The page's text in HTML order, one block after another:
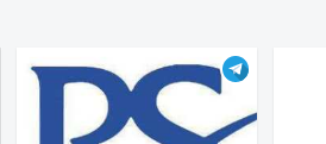
کرمانشاه(شهرهای گیلانغرب.کرمانشاه
.اسلام آبادغرب.سرپل ذهاب .
قصرشیرین.دالاهو) لینک کانال 👇
telegram.me/sheypoor_gilanegharb